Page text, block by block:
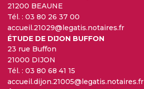
21200 BEAUNE
Tél. : 03 80 26 37 00
accueil.21029@legatis.notaires.fr
ÉTUDE DE DIJON BUFFON
23 rue Buffon
21000 DIJON
Tél. : 03 80 68 41 15
accueil.dijon.21005@legatis.notaires.fr